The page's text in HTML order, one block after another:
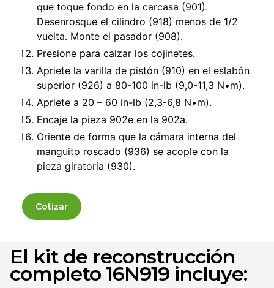
que toque fondo en la carcasa (901).
Desenrosque el cilindro (918) menos de 1/2
vuelta. Monte el pasador (908).
Presione para calzar los cojinetes.
Apriete la varilla de pistón (910) en el eslabón
superior (926) a 80-100 in-lb (9,0-11,3 N•m).
Apriete a 20 – 60 in-lb (2,3-6,8 N•m).
Encaje la pieza 902e en la 902a.
Oriente de forma que la cámara interna del
manguito roscado (936) se acople con la
pieza giratoria (930).
Cotizar
El kit de reconstrucción
completo 16N919 incluye: